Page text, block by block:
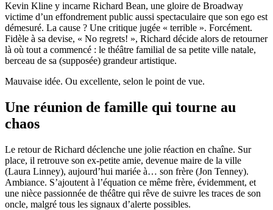
Kevin Kline y incarne Richard Bean, une gloire de Broadway
victime d’un effondrement public aussi spectaculaire que son ego est
démesuré. La cause ? Une critique jugée « terrible ». Forcément.
Fidèle à sa devise, « No regrets! », Richard décide alors de retourner
là où tout a commencé : le théâtre familial de sa petite ville natale,
berceau de sa (supposée) grandeur artistique.
Mauvaise idée. Ou excellente, selon le point de vue.
Une réunion de famille qui tourne au
chaos
Le retour de Richard déclenche une jolie réaction en chaîne. Sur
place, il retrouve son ex-petite amie, devenue maire de la ville
(Laura Linney), aujourd’hui mariée à… son frère (Jon Tenney).
Ambiance. S’ajoutent à l’équation ce même frère, évidemment, et
une nièce passionnée de théâtre qui rêve de suivre les traces de son
oncle, malgré tous les signaux d’alerte possibles.